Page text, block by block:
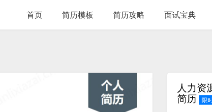
首页 简历模板 简历攻略 面试宝典
人力资
简历
限